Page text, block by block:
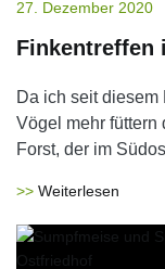
27. Dezember 2020
Finkentreffen
Da ich seit
Vögel mehr füttern
Forst, der im
Weiterlesen